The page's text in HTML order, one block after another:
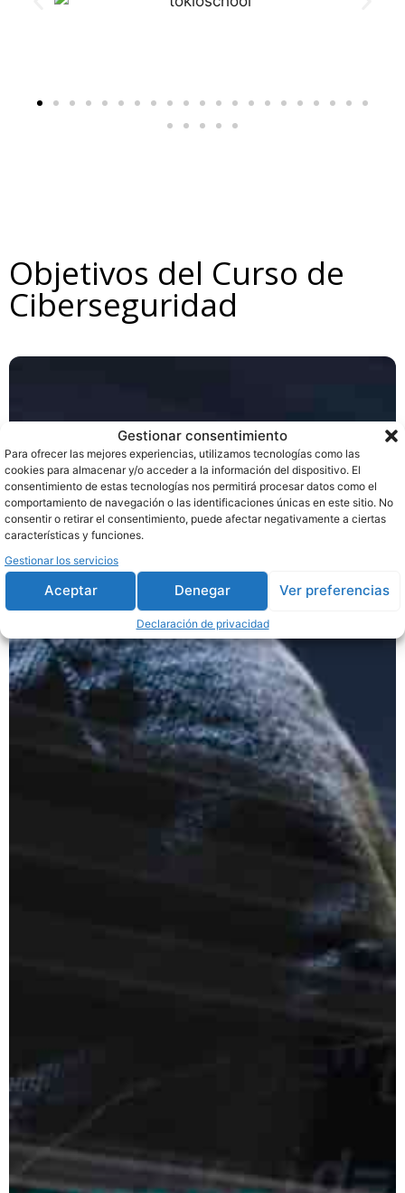
Gestionar consentimiento
Para ofrecer las mejores experiencias, utilizamos tecnologías como las
cookies para almacenar y/o acceder a la información del dispositivo. El
consentimiento de estas tecnologías nos permitirá procesar datos como el
comportamiento de navegación o las identificaciones únicas en este sitio. No
consentir o retirar el consentimiento, puede afectar negativamente a ciertas
características y funciones.
Gestionar los servicios
Aceptar Denegar Ver preferencias
Declaración de privacidad
Objetivos del Curso de
Ciberseguridad